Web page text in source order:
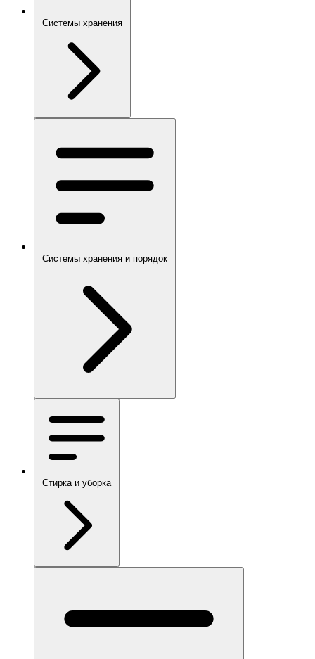
Системы хранения
Системы хранения и порядок
Стирка и уборка